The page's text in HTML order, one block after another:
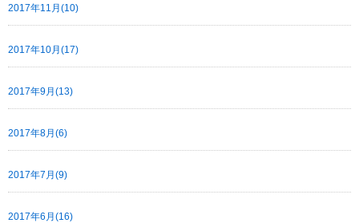
2017年11月(10)
2017年10月(17)
2017年9月(13)
2017年8月(6)
2017年7月(9)
2017年6月(16)